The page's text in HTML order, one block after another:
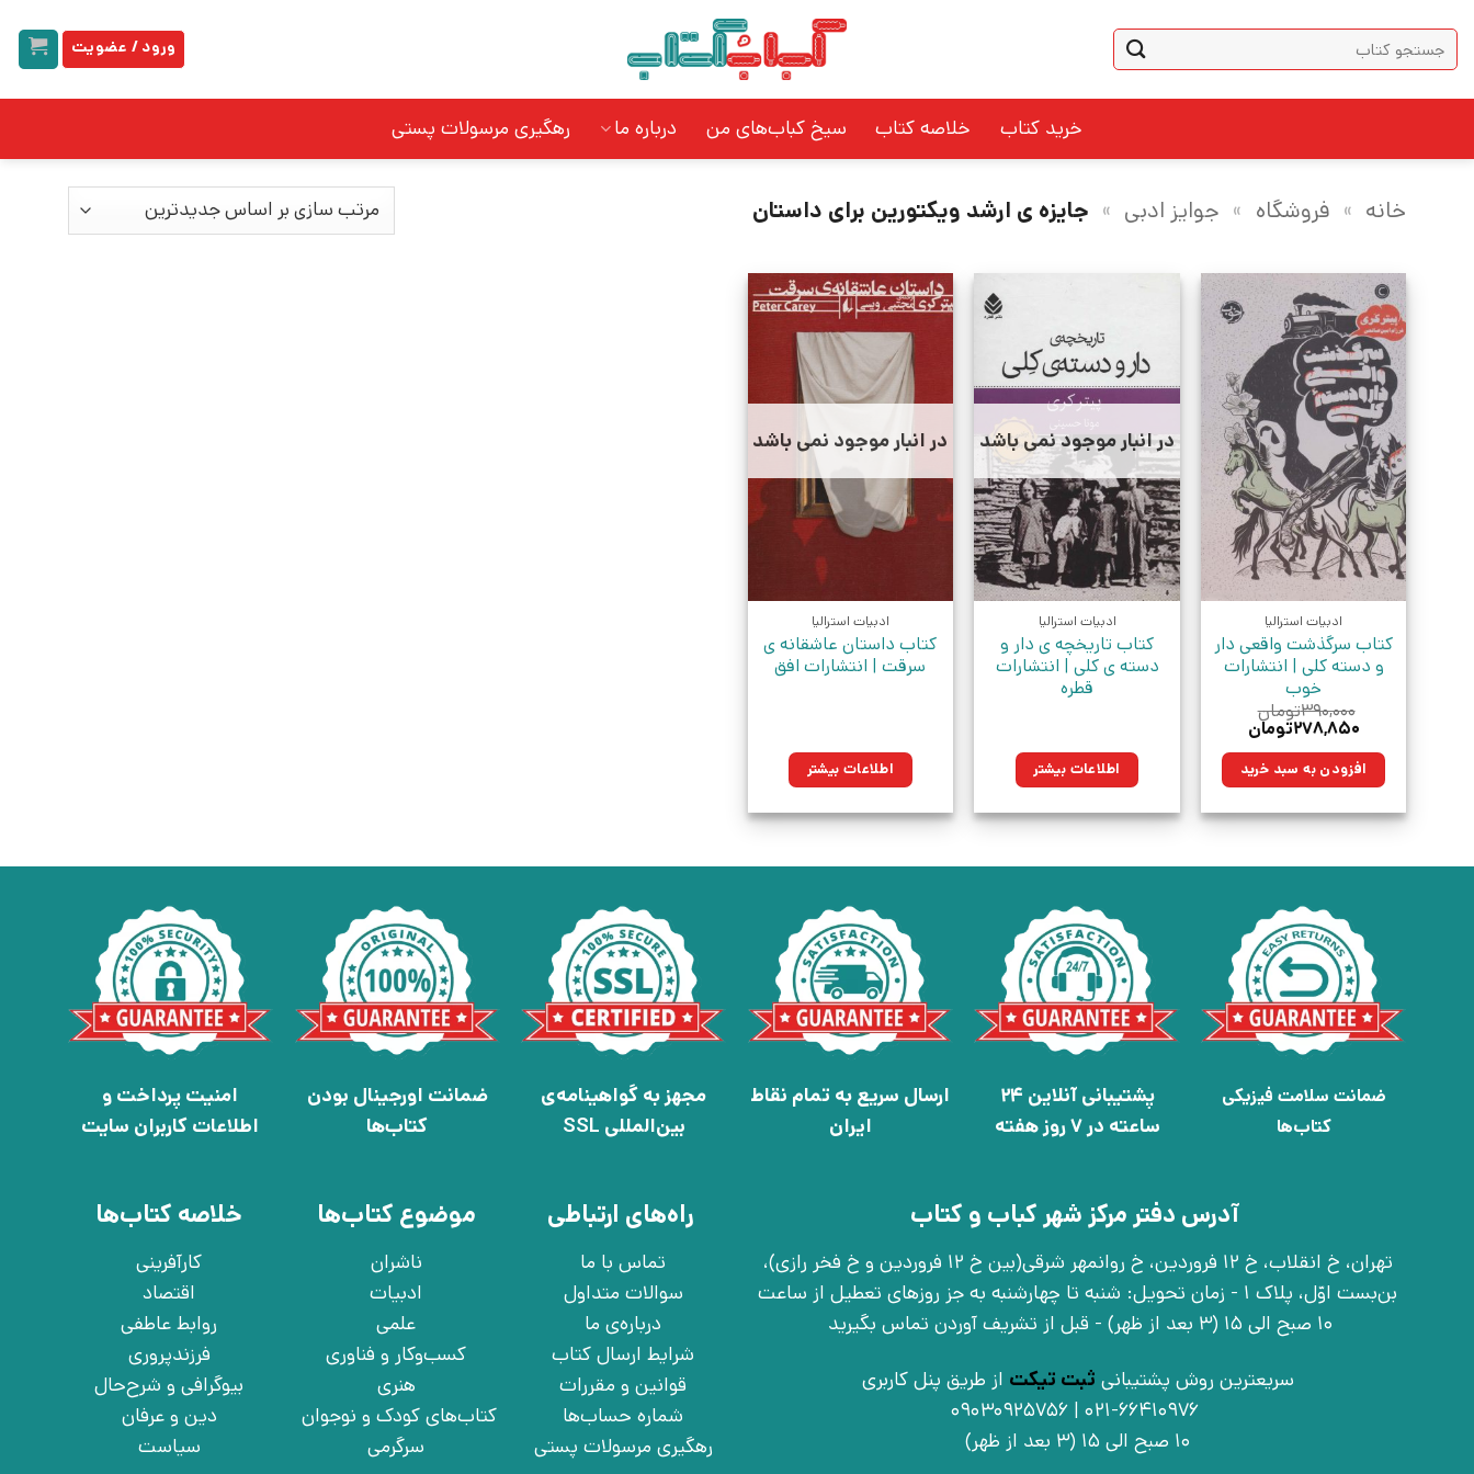
content
جستجو
برای:
ورود / عضویت
خرید کتاب خلاصه کتاب سیخ کباب‌های من درباره ما رهگیری مرسولات پستی
خانه » فروشگاه » جوایز ادبی » جایزه ی ارشد ویکتورین برای داستان
ادبیات استرالیا
کتاب سرگذشت واقعی دار
و دسته کلی | انتشارات
خوب
۳۹۰,۰۰۰تومان
قیمت
۳۹۰,۰۰۰تومان
بود.
۲۷۸,۸۵۰تومان
۲۷۸,۸۵۰تومان.افزودن به سبد خرید
در انبار موجود نمی باشد
ادبیات استرالیا
کتاب تاریخچه ی دار و
دسته ی کلی | انتشارات
قطره
اطلاعات بیشتر
در انبار موجود نمی باشد
ادبیات استرالیا
کتاب داستان عاشقانه ی
سرقت | انتشارات افق
اطلاعات بیشتر
ضمانت سلامت فیزیکی
کتاب‌ها
پشتیبانی آنلاین 24
ساعته در 7 روز هفته
ارسال سریع به تمام نقاط
ایران
مجهز به گواهینامه‌ی
بین‌المللی SSL
ضمانت اورجینال بودن
کتاب‌ها
امنیت پرداخت و
اطلاعات کاربران سایت
آدرس دفتر مرکز شهر کباب و کتاب
تهران، خ انقلاب، خ 12 فروردین، خ روانمهر شرقی(بین خ 12 فروردین و خ فخر رازی)،
بن‌بست اوّل، پلاک 1 - زمان تحویل: شنبه تا چهارشنبه به جز روزهای تعطیل از ساعت
10 صبح الی 15 (3 بعد از ظهر) - قبل از تشریف آوردن تماس بگیرید
سریعترین روش پشتیبانی ثبت تیکت از طریق پنل کاربری
10 صبح الی 15 (3 بعد از ظهر)
راه‌های ارتباطی
تماس با ما
سوالات متداول
درباره‌ی ما
شرایط ارسال کتاب
قوانین و مقررات
شماره حساب‌ها
رهگیری مرسولات پستی
موضوع کتاب‌ها
ناشران
ادبیات
علمی
کسب‌وکار و فناوری
هنری
کتاب‌های کودک و نوجوان
سرگرمی
خلاصه کتاب‌ها
کارآفرینی
اقتصاد
روابط عاطفی
فرزندپروری
بیوگرافی و شرح‌حال
دین و عرفان
سیاست